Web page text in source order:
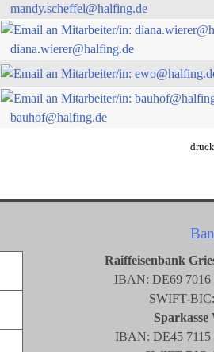
mandy.scheffel@halfing.de
diana.wierer@halfing.de
bauhof@halfing.de
Raiffeisenbank
IBAN: DE69 7016
SWIFT-
Sparkasse
IBAN: DE45 7115